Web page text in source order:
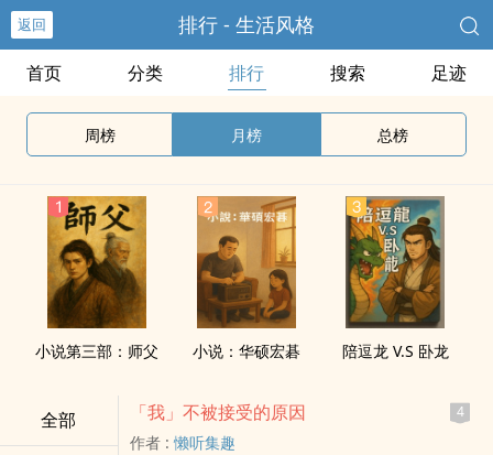
返回 排行 - 生活风格
首页 分类 排行 搜索 足迹
周榜 月榜 总榜
小说第三部：师父 小说：华硕宏碁 陪逗龙 V.S 卧龙
全部 「我」不被接受的原因 4
作者 :懒听集趣